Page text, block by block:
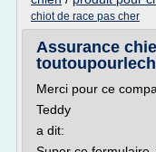
chiot de race pas cher
Assurance
Merci pour ce
Teddy
a dit: